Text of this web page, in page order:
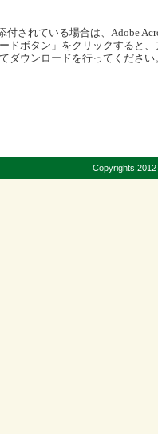
されている場合は、Adobe
ドボタン」をクリックすると
ダウンロードを行ってください
Copyrights